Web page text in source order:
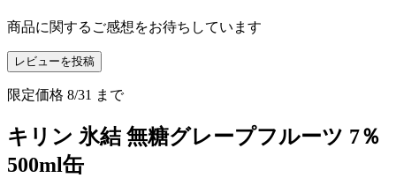
商品に関するご感想をお待ちしています
レビューを投稿
限定価格 8/31 まで
キリン 氷結 無糖グレープフルーツ 7％
500ml缶